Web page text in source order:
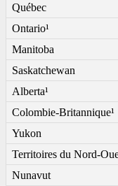
Québec
Ontario¹
Manitoba
Saskatchewan
Alberta¹
Colombie-Britannique¹
Yukon
Territoires du Nord-
Nunavut